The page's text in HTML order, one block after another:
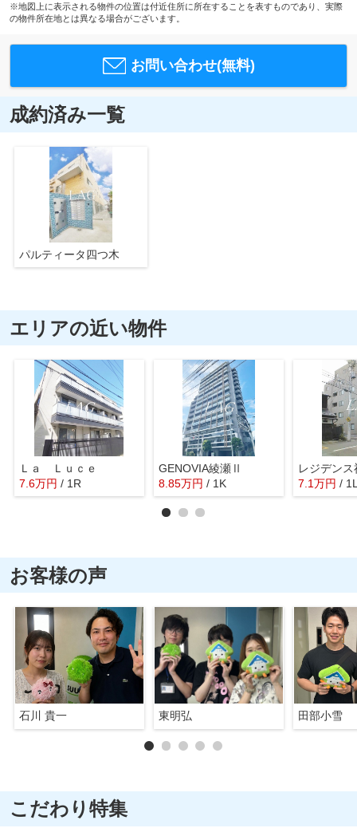
※地図上に表示される物件の位置は付近住所に所在することを表すものであり、実際
の物件所在地とは異なる場合がございます。
お問い合わせ(無料)
成約済み一覧
パルティータ四つ木
エリアの近い物件
Ｌａ Ｌｕｃｅ
7.6万円 / 1R
GENOVIA綾瀬Ⅱ
8.85万円 / 1K
レジデンス
7.1万円 /
お客様の声
石川 貴一 東明弘 田部小雪
こだわり特集